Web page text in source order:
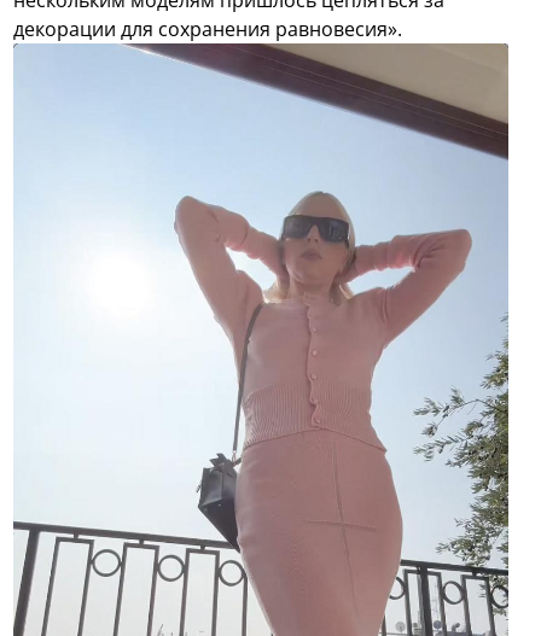
декорации для сохранения равновесия».